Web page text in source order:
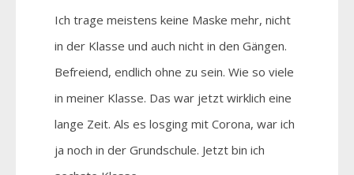
Ich trage meistens keine Maske mehr, nicht
in der Klasse und auch nicht in den Gängen.
Befreiend, endlich ohne zu sein. Wie so viele
in meiner Klasse. Das war jetzt wirklich eine
lange Zeit. Als es losging mit Corona, war ich
ja noch in der Grundschule. Jetzt bin ich